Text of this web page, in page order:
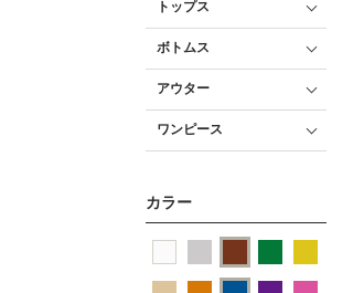
トップス
ボトムス
アウター
ワンピース
カラー